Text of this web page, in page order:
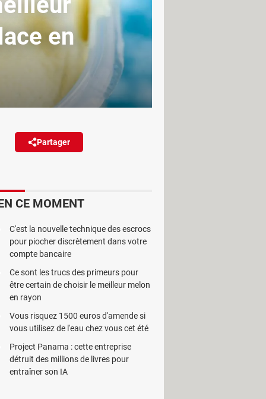
en
Partager
en supermarché se
qualité réelle.
entre 6 et 7 litres de glaces
est un terrain de jeu très lucratif
les préparations des véritables
le prix, le packaging ou la
de bien examiner les mentions
meilleures : plus la liste est
(E415), la farine de
CE MOMENT
C'est la nouvelle technique des escrocs
pour piocher discrètement dans votre
compte bancaire
Ce sont les trucs des primeurs pour
être certain de choisir le meilleur melon
en rayon
Vous risquez 1500 euros d'amende si
vous utilisez de l'eau chez vous cet été
Project Panama : cette entreprise
détruit des millions de livres pour
entraîner son IA